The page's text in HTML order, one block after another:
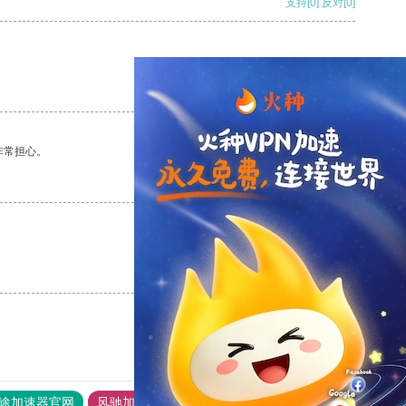
支持 [0] 反对 [0]
支持
担心。
支持[0] 反对[0]
支持[0] 反对[0]
加速器官网 风驰加速器 旋风加速器